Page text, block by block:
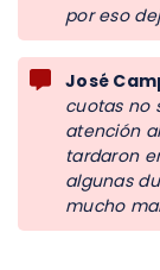
por eso
José
cuotas no
atención
tardaron
algunas
mucho